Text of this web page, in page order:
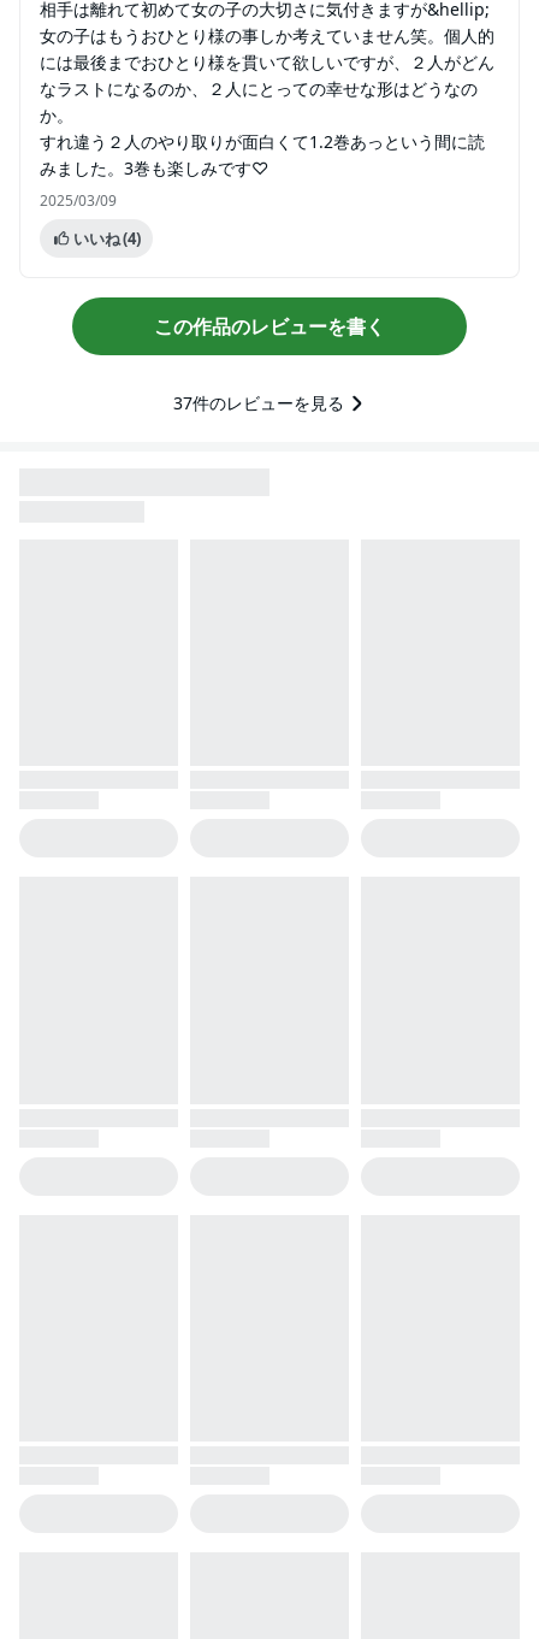
相手は離れて初めて女の子の大切さに気付きますが&hellip;
女の子はもうおひとり様の事しか考えていません笑。個人的
には最後までおひとり様を貫いて欲しいですが、２人がどん
なラストになるのか、２人にとっての幸せな形はどうなの
か。
すれ違う２人のやり取りが面白くて1.2巻あっという間に読
みました。3巻も楽しみです♡
2025/03/09
いいね(4)
この作品のレビューを書く
37件のレビューを見る